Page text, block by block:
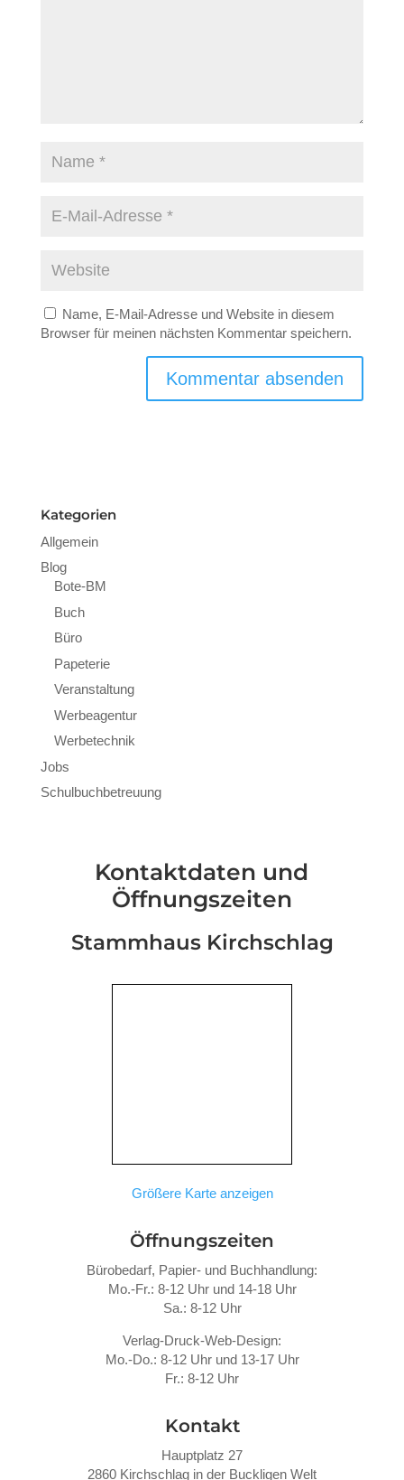
Name, E-Mail-Adresse und Website in diesem
Browser für meinen nächsten Kommentar speichern.
Kategorien
Allgemein
Blog
Bote-BM
Buch
Büro
Papeterie
Veranstaltung
Werbeagentur
Werbetechnik
Jobs
Schulbuchbetreuung
Kontaktdaten und
Öffnungszeiten
Stammhaus Kirchschlag
Größere Karte anzeigen
Öffnungszeiten
Bürobedarf, Papier- und Buchhandlung:
Mo.-Fr.: 8-12 Uhr und 14-18 Uhr
Sa.: 8-12 Uhr
Verlag-Druck-Web-Design:
Mo.-Do.: 8-12 Uhr und 13-17 Uhr
Fr.: 8-12 Uhr
Kontakt
Hauptplatz 27
2860 Kirchschlag in der Buckligen Welt